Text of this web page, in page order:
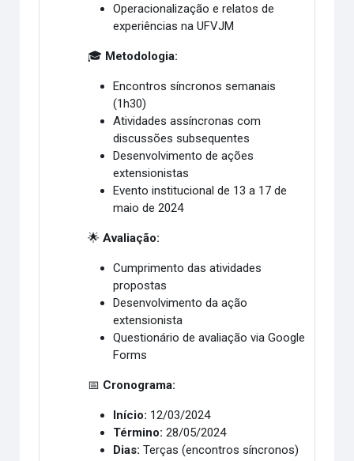
Operacionalização e relatos de
experiências na UFVJM
🎓 Metodologia:
Encontros síncronos semanais
(1h30)
Atividades assíncronas com
discussões subsequentes
Desenvolvimento de ações
extensionistas
Evento institucional de 13 a 17 de
maio de 2024
🌟Avaliação:
Cumprimento das atividades
propostas
Desenvolvimento da ação
extensionista
Questionário de avaliação via Google
Forms
📅 Cronograma:
Início: 12/03/2024
Término: 28/05/2024
Dias: Terças (encontros síncronos)